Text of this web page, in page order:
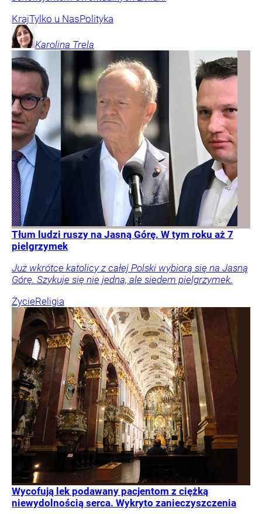
KrajTylko u NasPolityka
Karolina Trela
Tłum ludzi ruszy na Jasną Górę. W tym roku aż 7
pielgrzymek
Już wkrótce katolicy z całej Polski wybiorą się na Jasną
Górę. Szykuje się nie jedna, ale siedem pielgrzymek.
ŻycieReligia
Wycofują lek podawany pacjentom z ciężką
niewydolnością serca. Wykryto zanieczyszczenia